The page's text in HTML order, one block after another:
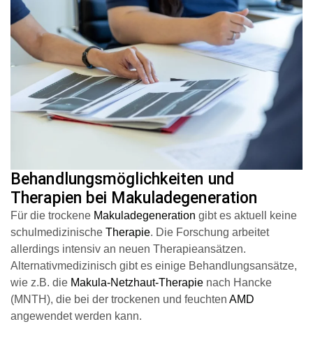
Behandlungsmöglichkeiten und
Therapien bei Makuladegeneration
Für die trockene Makuladegeneration gibt es aktuell keine
schulmedizinische Therapie. Die Forschung arbeitet
allerdings intensiv an neuen Therapieansätzen.
Alternativmedizinisch gibt es einige Behandlungsansätze,
wie z.B. die Makula-Netzhaut-Therapie nach Hancke
(MNTH), die bei der trockenen und feuchten AMD
angewendet werden kann.